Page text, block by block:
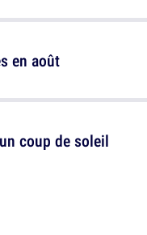
en août
coup de soleil